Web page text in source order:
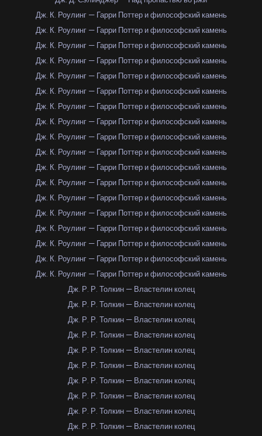
Дж. К. Роулинг — Гарри Поттер и философский камень
Дж. К. Роулинг — Гарри Поттер и философский камень
Дж. К. Роулинг — Гарри Поттер и философский камень
Дж. К. Роулинг — Гарри Поттер и философский камень
Дж. К. Роулинг — Гарри Поттер и философский камень
Дж. К. Роулинг — Гарри Поттер и философский камень
Дж. К. Роулинг — Гарри Поттер и философский камень
Дж. К. Роулинг — Гарри Поттер и философский камень
Дж. К. Роулинг — Гарри Поттер и философский камень
Дж. К. Роулинг — Гарри Поттер и философский камень
Дж. К. Роулинг — Гарри Поттер и философский камень
Дж. К. Роулинг — Гарри Поттер и философский камень
Дж. К. Роулинг — Гарри Поттер и философский камень
Дж. К. Роулинг — Гарри Поттер и философский камень
Дж. К. Роулинг — Гарри Поттер и философский камень
Дж. К. Роулинг — Гарри Поттер и философский камень
Дж. К. Роулинг — Гарри Поттер и философский камень
Дж. К. Роулинг — Гарри Поттер и философский камень
Дж. Р. Р. Толкин — Властелин колец
Дж. Р. Р. Толкин — Властелин колец
Дж. Р. Р. Толкин — Властелин колец
Дж. Р. Р. Толкин — Властелин колец
Дж. Р. Р. Толкин — Властелин колец
Дж. Р. Р. Толкин — Властелин колец
Дж. Р. Р. Толкин — Властелин колец
Дж. Р. Р. Толкин — Властелин колец
Дж. Р. Р. Толкин — Властелин колец
Дж. Р. Р. Толкин — Властелин колец